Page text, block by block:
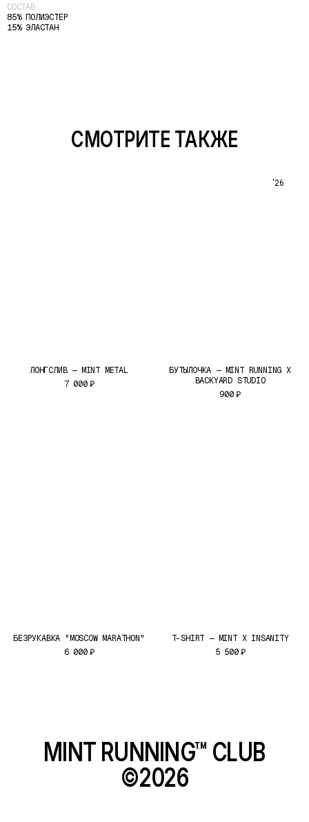
СОСТАВ
85% ПОЛИЭСТЕР
15% ЭЛАСТАН
СМОТРИТЕ ТАКЖЕ
ЛОНГСЛИВ — MINT METAL
7 000 ₽
'26
БУТЫЛОЧКА — MINT RUNNING X
BACKYARD STUDIO
900₽
БЕЗРУКАВКА "MOSCOW MARATHON"
6 000 ₽
T-SHIRT — MINT X INSANITY
5 500 ₽